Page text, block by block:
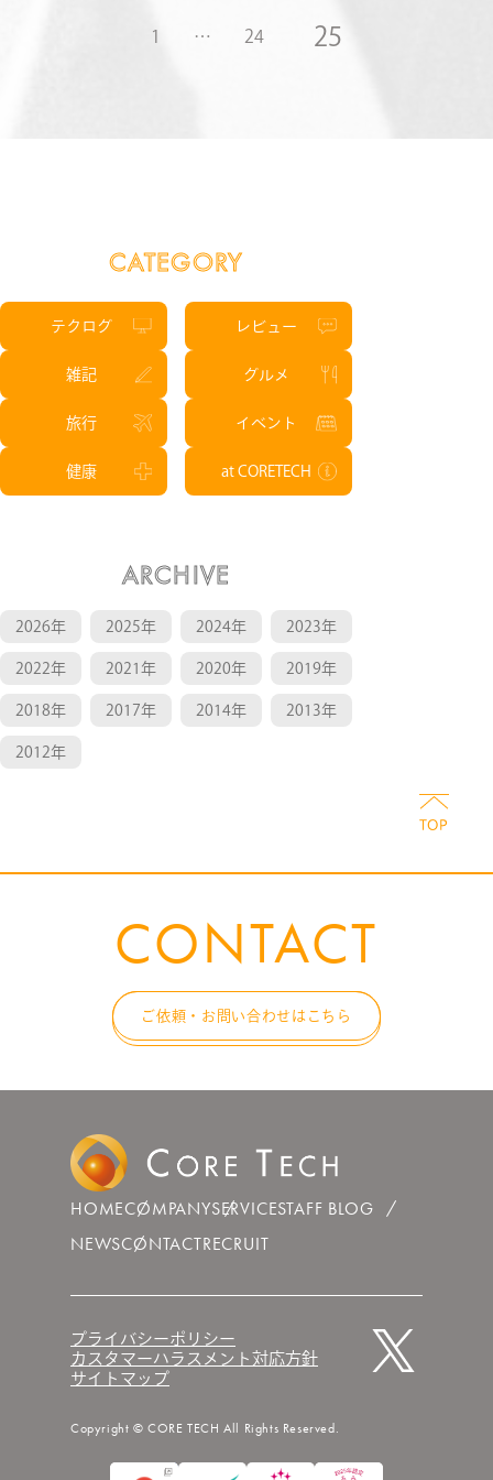
1 … 24 25
CATEGORY
テクログ レビュー
雑記 グルメ
旅行 イベント
健康 at CORETECH
ARCHIVE
2026年 2025年 2024年 2023年
2022年 2021年 2020年 2019年
2018年 2017年 2014年 2013年
2012年
CONTACT
ご依頼・お問い合わせはこちら
HOMECOMPANYSERVICESTAFF BLOG
NEWSCONTACTRECRUIT
プライバシーポリシー
カスタマーハラスメント対応方針
サイトマップ
Copyright © CORE TECH All Rights Reserved.